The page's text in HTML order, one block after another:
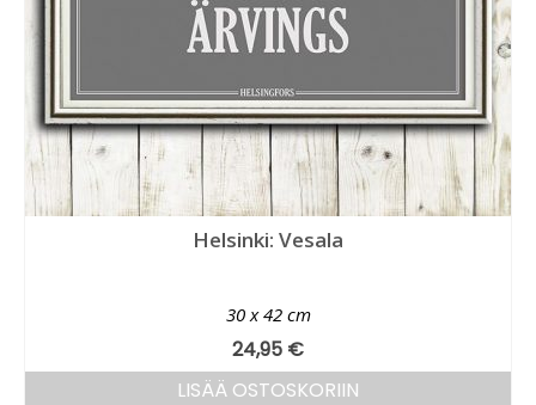
Helsinki: Vesala
30 x 42 cm
24,95 €
LISÄÄ OSTOSKORIIN